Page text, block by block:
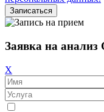
Заявка на анализ
X